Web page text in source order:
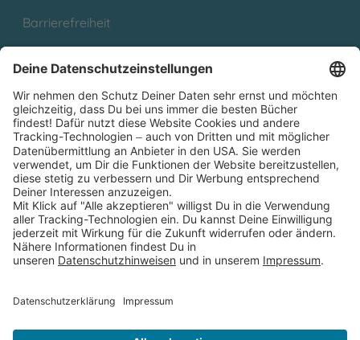
Barrierefreiheit
Partnerprogramm (Affiliate)
Folge uns auf
* Versandkostenfrei ab 9,00 € Bestellwert innerhalb
Deutschlands
** Lieferzeit 1-3 Werktage innerhalb Deutschlands
Thienemann-Esslinger Verlag GmbH, Blumenstraße 36, D-70182